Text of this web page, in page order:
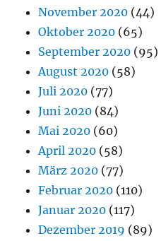
November 2020 (44)
Oktober 2020 (65)
September 2020 (95)
August 2020 (58)
Juli 2020 (77)
Juni 2020 (84)
Mai 2020 (60)
April 2020 (58)
März 2020 (77)
Februar 2020 (110)
Januar 2020 (117)
Dezember 2019 (89)